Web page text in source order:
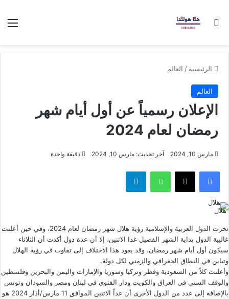
بحث عن
الرئيسية / العالم
العالم
الإعلان رسمياً عن أول أيام شهر
رمضان لعام 2024
مارس 10, 2024 آخر تحديث: مارس 10, 2024 دقيقة واحدة
فيسبوك ‫X واتساب تيلقرام
هلال
تحرت الدول العربية والإسلامية رؤية هلال شهر رمضان لعام 2024، وفي حين أعلنت
غالبية الدول بداية الشهر الفضيل غدا الاثنين، إلا أن عدة دول أكدت أن الثلاثاء
سيكون أول أيام شهر رمضان. وقد يعود هذا الاختلاف إلى تفاوت في رؤية الهلال
وتباين في النطاق الجغرافي والزمني لكل دولة.
وأعلنت كلاً من السعودية وقطر وتركيا وسوريا والإمارات واليمن والبحرين وفلسطين
والوقف السني في العراق والكويت ودار الفتوى في لبنان ومصر والسودان وتونس
بالإضافة إلى عدد من الدول الأخرى أن غداً الاثنين الموافق 11 مارس/أذار 2024 هو